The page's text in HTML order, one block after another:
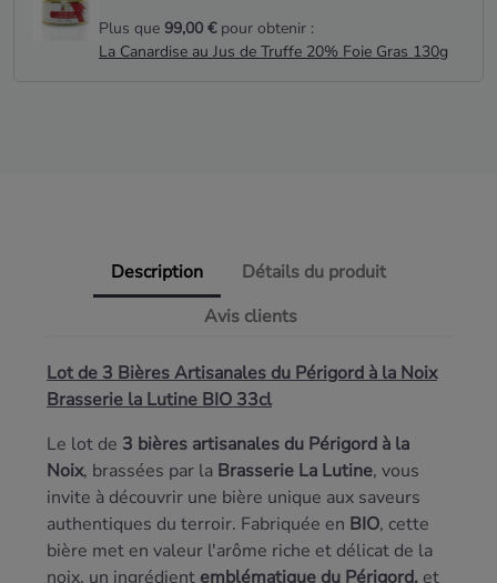
Plus que 99,00 €pour obtenir :
La Canardise au Jus de Truffe 20% Foie Gras 130g
Description
Détails du produit
Avis clients
Lot de 3 Bières Artisanales du Périgord à la Noix
Brasserie la Lutine BIO 33cl
Le lot de 3 bières artisanales du Périgord à la
Noix, brassées par la Brasserie La Lutine, vous
invite à découvrir une bière unique aux saveurs
authentiques du terroir. Fabriquée en BIO, cette
bière met en valeur l'arôme riche et délicat de la
noix, un ingrédient emblématique du Périgord, et